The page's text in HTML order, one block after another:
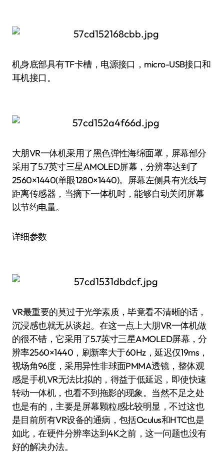
机身底部具有TF卡槽，电源接口，micro-USB接口和
耳机接口。
大朋VR一体机采用了黑色弹性海绵面罩，屏幕部分
采用了5.7英寸三星AMOLED屏幕，分辨率达到了
2560×1440(单眼1280×1440)。屏幕左侧具有光线与
距离传感器，当摘下一体机时，能够自动关闭屏幕
以节约电量。
详细参数
VR最重要的莫过于光学素质，毕竟看不清晰的话，
沉浸感也就无从谈起。在这一点上大朋VR一体机做
的很不错，它采用了5.7英寸三星AMOLED屏幕，分
辨率2560×1440，刷新率大于60Hz，延迟仅19ms，
视场角96度，采用异性非球面PMMA透镜，整体观
感是手机VR无法比拟的，得益于低延迟，即使快速
转动一体机，也看不到拖影的现象。当然不足之处
也是有的，主要是屏幕颗粒感比较明显，不过这也
是目前所有VR设备的通病，包括Oculus和HTC也是
如此，在硬件分辨率达到4K之前，这一问题也没有
好的解决办法。